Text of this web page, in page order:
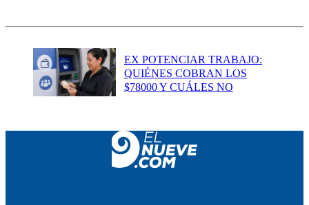
EX POTENCIAR TRABAJO:
QUIÉNES COBRAN LOS
$78000 Y CUÁLES NO